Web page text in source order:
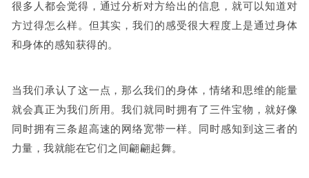
很多人都会觉得，通过分析对方给出的信息，就可以知道对
方过得怎么样。但其实，我们的感受很大程度上是通过身体
和身体的感知获得的。
当我们承认了这一点，那么我们的身体，情绪和思维的能量
就会真正为我们所用。我们就同时拥有了三件宝物，就好像
同时拥有三条超高速的网络宽带一样。同时感知到这三者的
力量，我就能在它们之间翩翩起舞。